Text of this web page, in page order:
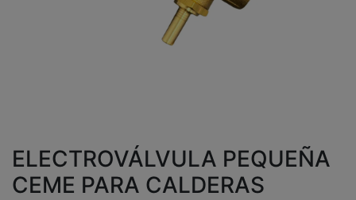
ELECTROVÁLVULA PEQUEÑA
CEME PARA CALDERAS